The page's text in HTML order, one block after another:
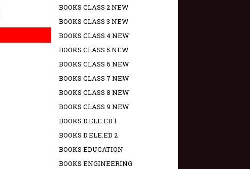
BOOKS CLASS 2 NEW
BOOKS CLASS 3 NEW
BOOKS CLASS 4 NEW
BOOKS CLASS 5 NEW
BOOKS CLASS 6 NEW
BOOKS CLASS 7 NEW
BOOKS CLASS 8 NEW
BOOKS CLASS 9 NEW
BOOKS D.ELE.ED 1
BOOKS D.ELE.ED 2
BOOKS EDUCATION
BOOKS ENGINEERING